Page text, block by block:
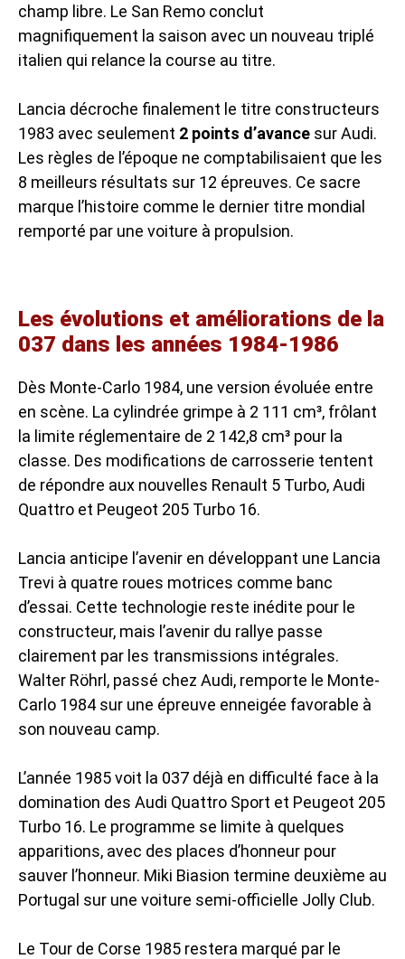
champ libre. Le San Remo conclut
magnifiquement la saison avec un nouveau triplé
italien qui relance la course au titre.
Lancia décroche finalement le titre constructeurs
1983 avec seulement 2 points d’avance sur Audi.
Les règles de l’époque ne comptabilisaient que les
8 meilleurs résultats sur 12 épreuves. Ce sacre
marque l’histoire comme le dernier titre mondial
remporté par une voiture à propulsion.
Les évolutions et améliorations de la
037 dans les années 1984-1986
Dès Monte-Carlo 1984, une version évoluée entre
en scène. La cylindrée grimpe à 2 111 cm³, frôlant
la limite réglementaire de 2 142,8 cm³ pour la
classe. Des modifications de carrosserie tentent
de répondre aux nouvelles Renault 5 Turbo, Audi
Quattro et Peugeot 205 Turbo 16.
Lancia anticipe l’avenir en développant une Lancia
Trevi à quatre roues motrices comme banc
d’essai. Cette technologie reste inédite pour le
constructeur, mais l’avenir du rallye passe
clairement par les transmissions intégrales.
Walter Röhrl, passé chez Audi, remporte le Monte-
Carlo 1984 sur une épreuve enneigée favorable à
son nouveau camp.
L’année 1985 voit la 037 déjà en difficulté face à la
domination des Audi Quattro Sport et Peugeot 205
Turbo 16. Le programme se limite à quelques
apparitions, avec des places d’honneur pour
sauver l’honneur. Miki Biasion termine deuxième au
Portugal sur une voiture semi-officielle Jolly Club.
Le Tour de Corse 1985 restera marqué par le